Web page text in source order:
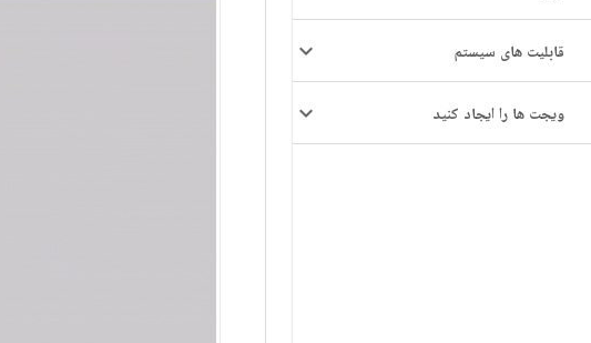
قابلیت های سیستم
ویجت ها را ایجاد کنید